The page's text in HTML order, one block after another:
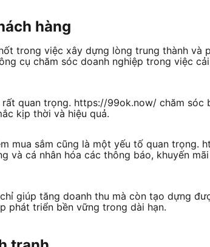
hàng
trong việc xây dựng lòng trung thành và
cụ chăm sóc doanh nghiệp trong việc
quan trọng. https://99ok.now/ chăm sóc
kịp thời và hiệu quả.
mua sắm cũng là một yếu tố quan trọng.
và cá nhân hóa các thông báo, khuyến
giúp tăng doanh thu mà còn tạo dựng
phát triển bền vững trong dài hạn.